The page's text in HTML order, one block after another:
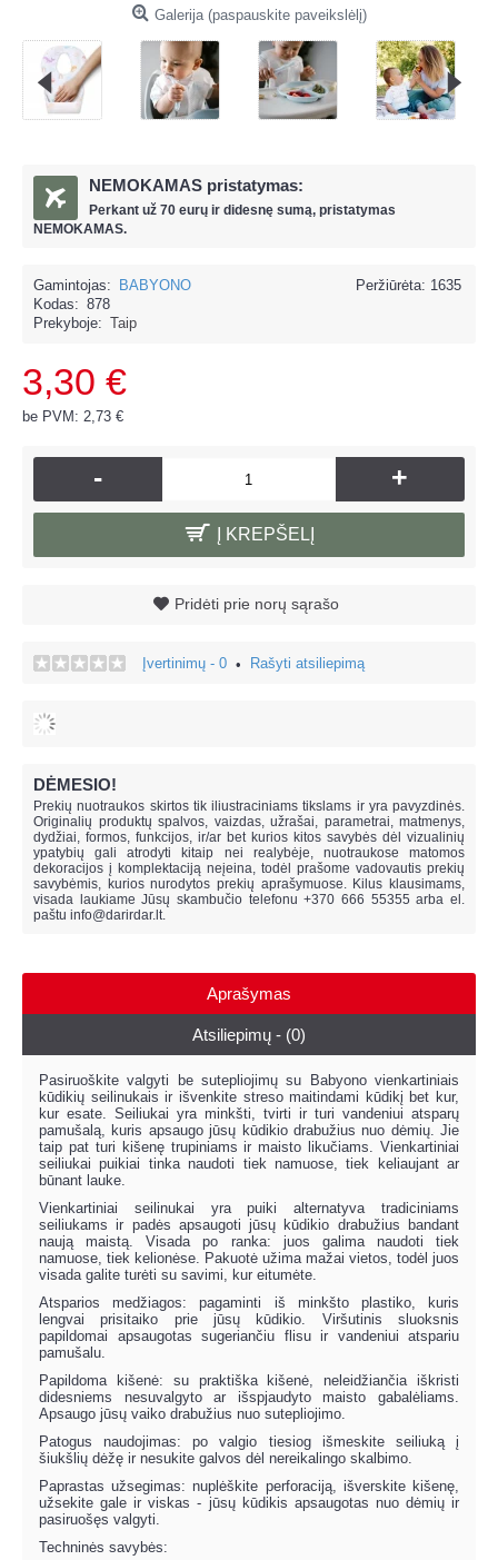
Galerija (paspauskite paveikslėlį)
NEMOKAMAS pristatymas:
Perkant už 70 eurų ir didesnę sumą, pristatymas
NEMOKAMAS.
Peržiūrėta: 1635
Gamintojas:
BABYONO
Kodas: 878
Prekyboje: Taip
3,30 €
be PVM: 2,73 €
- +
Į KREPŠELĮ
Pridėti prie norų sąrašo
Įvertinimų - 0 • Rašyti atsiliepimą
DĖMESIO!
Prekių nuotraukos skirtos tik iliustraciniams tikslams ir yra pavyzdinės.
Originalių produktų spalvos, vaizdas, užrašai, parametrai, matmenys,
dydžiai, formos, funkcijos, ir/ar bet kurios kitos savybės dėl vizualinių
ypatybių gali atrodyti kitaip nei realybėje, nuotraukose matomos
dekoracijos į komplektaciją neįeina, todėl prašome vadovautis prekių
savybėmis, kurios nurodytos prekių aprašymuose. Kilus klausimams,
visada laukiame Jūsų skambučio telefonu +370 666 55355 arba el.
paštu info@darirdar.lt.
Aprašymas
Atsiliepimų - (0)
Pasiruoškite valgyti be sutepliojimų su Babyono vienkartiniais
kūdikių seilinukais ir išvenkite streso maitindami kūdikį bet kur,
kur esate. Seiliukai yra minkšti, tvirti ir turi vandeniui atsparų
pamušalą, kuris apsaugo jūsų kūdikio drabužius nuo dėmių. Jie
taip pat turi kišenę trupiniams ir maisto likučiams. Vienkartiniai
seiliukai puikiai tinka naudoti tiek namuose, tiek keliaujant ar
būnant lauke.
Vienkartiniai seilinukai yra puiki alternatyva tradiciniams
seiliukams ir padės apsaugoti jūsų kūdikio drabužius bandant
naują maistą. Visada po ranka: juos galima naudoti tiek
namuose, tiek kelionėse. Pakuotė užima mažai vietos, todėl juos
visada galite turėti su savimi, kur eitumėte.
Atsparios medžiagos: pagaminti iš minkšto plastiko, kuris
lengvai prisitaiko prie jūsų kūdikio. Viršutinis sluoksnis
papildomai apsaugotas sugeriančiu flisu ir vandeniui atspariu
pamušalu.
Papildoma kišenė: su praktiška kišenė, neleidžiančia iškristi
didesniems nesuvalgyto ar išspjaudyto maisto gabalėliams.
Apsaugo jūsų vaiko drabužius nuo sutepliojimo.
Patogus naudojimas: po valgio tiesiog išmeskite seiliuką į
šiukšlių dėžę ir nesukite galvos dėl nereikalingo skalbimo.
Paprastas užsegimas: nuplėškite perforaciją, išverskite kišenę,
užsekite gale ir viskas - jūsų kūdikis apsaugotas nuo dėmių ir
pasiruošęs valgyti.
Techninės savybės: